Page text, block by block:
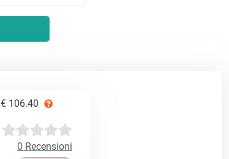
€ 106.40
0 Recensioni